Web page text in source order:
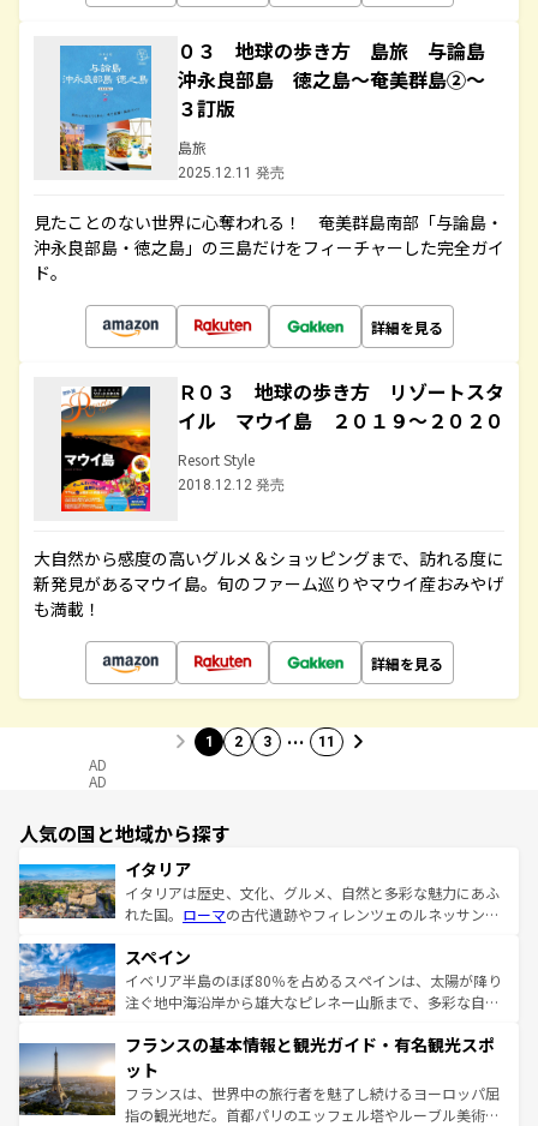
０３ 地球の歩き方 島旅 与論島
沖永良部島 徳之島～奄美群島②～
３訂版
島旅
2025.12.11 発売
見たことのない世界に心奪われる！ 奄美群島南部「与論島・
沖永良部島・徳之島」の三島だけをフィーチャーした完全ガイ
ド。
詳細を見る
Ｒ０３ 地球の歩き方 リゾートスタ
イル マウイ島 ２０１９～２０２０
Resort Style
2018.12.12 発売
大自然から感度の高いグルメ＆ショッピングまで、訪れる度に
新発見があるマウイ島。旬のファーム巡りやマウイ産おみやげ
も満載！
詳細を見る
1 2 3 … 11
AD
AD
人気の国と地域から探す
イタリア
イタリアは歴史、文化、グルメ、自然と多彩な魅力にあふ
れた国。 ローマの古代遺跡やフィレンツェのルネッサンス
ろん、トスカーナの美しい田園風景やアマルフィ海岸の絶
景など、自然景観も見逃せない。観光の合間には、本場の
ピザやパスタなど、絶品のイタリア料理を堪能することも
ませてくれるイタリアで、忘れられない旅をしてみよう！
なお、新着のイタリア情報は
しい。
スペイン
イベリア半島のほぼ80％を占めるスペインは、太陽が降り
注ぐ地中海沿岸から雄大なピレネー山脈まで、多彩な自然
文化が根付くこの国では、情熱的なフラメンコ、熱気あふ
れる闘牛、そして美味しいタパスが生活の一部となってい
る。首都マドリードの洗練された雰囲気や、バルセロナの
アートに溢れた街角から、地方では古代ローマ遺跡や中世
フランスの基本情報と観光ガイド・有名観光スポ
ット
フランスは、世界中の旅行者を魅了し続けるヨーロッパ屈
指の観光地だ。首都パリのエッフェル塔やルーブル美術館